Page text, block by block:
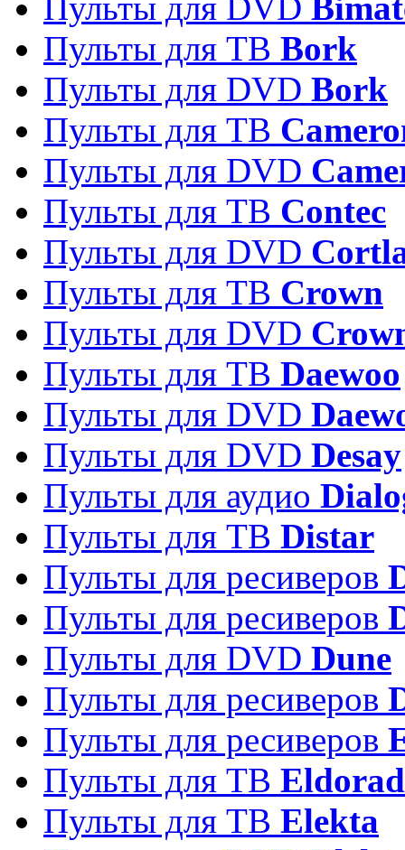
Пульты для ТВ Bork
Пульты для DVD Bork
Пульты для ТВ
Пульты для DVD
Пульты для ТВ Contec
Пульты для DVD
Пульты для ТВ Crown
Пульты для DVD
Пульты для ТВ Daewoo
Пульты для DVD
Пульты для DVD Desay
Пульты для аудио
Пульты для ТВ Distar
Пульты для ресиверов
Пульты для ресиверов
Пульты для DVD Dune
Пульты для ресиверов
Пульты для ресиверов
Пульты для ТВ
Пульты для ТВ Elekta